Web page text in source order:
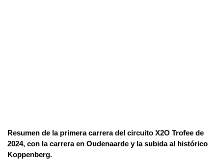
Resumen de la primera carrera del circuito X2O Trofee de
2024, con la carrera en Oudenaarde y la subida al histórico
Koppenberg.